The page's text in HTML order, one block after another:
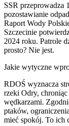
SSR przeprowadza
pozostawianie
Raport Wody
Szczecinie
2024 roku. Patrole
prosto? Nie jest.
Jakie wytyczne
RDOŚ wyznacza
rzeki Odry, chroniąc
wędkarzami.
ptaków,
mieć spokój. To ich